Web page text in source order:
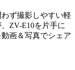
ず撮影しやすい軽
ZV-E10を片手に
画＆写真でシェア